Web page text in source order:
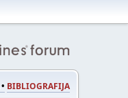
BIBLIOGRAFIJA